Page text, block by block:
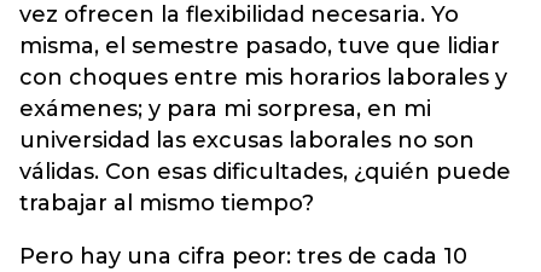
vez ofrecen la flexibilidad necesaria. Yo
misma, el semestre pasado, tuve que lidiar
con choques entre mis horarios laborales y
exámenes; y para mi sorpresa, en mi
universidad las excusas laborales no son
válidas. Con esas dificultades, ¿quién puede
trabajar al mismo tiempo?
Pero hay una cifra peor: tres de cada 10